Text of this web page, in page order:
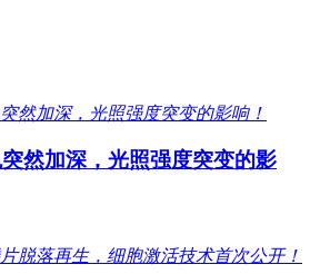
然加深，光照强度突变的影